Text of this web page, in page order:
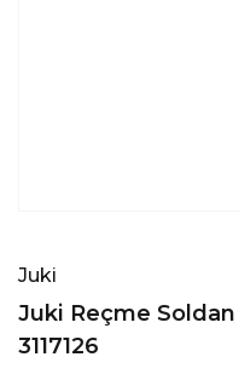
Juki
Juki Reçme Soldan
3117126